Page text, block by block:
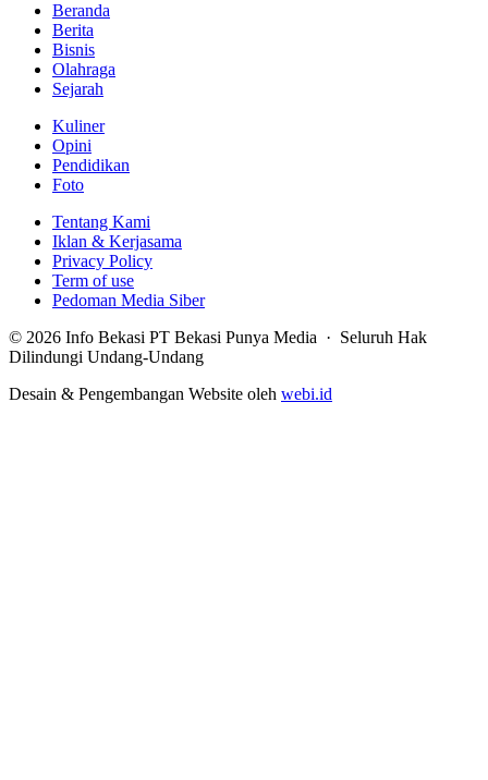
Beranda
Berita
Bisnis
Olahraga
Sejarah
Kuliner
Opini
Pendidikan
Foto
Tentang Kami
Iklan & Kerjasama
Privacy Policy
Term of use
Pedoman Media Siber
© 2026 Info Bekasi PT Bekasi Punya Media · Seluruh Hak
Dilindungi Undang-Undang
Desain & Pengembangan Website oleh webi.id